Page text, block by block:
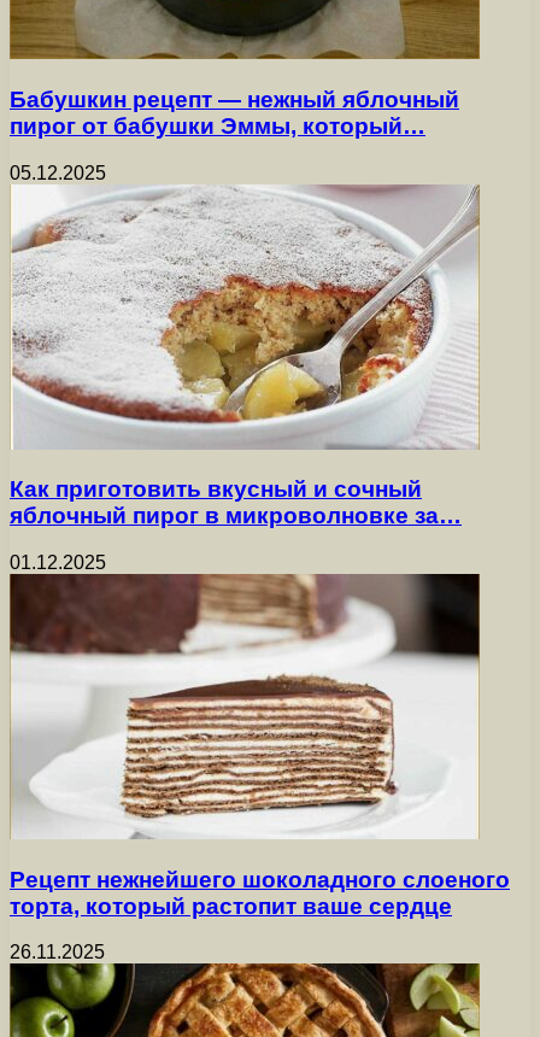
Бабушкин рецепт — нежный яблочный
пирог от бабушки Эммы, который…
05.12.2025
Как приготовить вкусный и сочный
яблочный пирог в микроволновке за…
01.12.2025
Рецепт нежнейшего шоколадного слоеного
торта, который растопит ваше сердце
26.11.2025